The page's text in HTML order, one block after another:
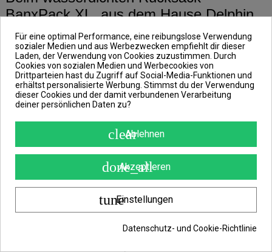
BanxPack XL, aus dem Hause Delphin,
handelt es sich um einen perfekten
Begleiter bei schlechtem Wetter.
Im Grunde genommen ist der BanxPack
XL ein äußerst praktischer Rucksack mit
modernem Design, der deine
Angeltackle vor Wasser und Feuchtigkeit
schützt.
Punkten tut er allerdings auch mit
seinem Komfort. Seine gepolsterten,
schwarzen Schultergurte erleichtern dir
Für eine optimal Performance, eine reibungslose Verwendung
sozialer Medien und aus Werbezwecken empfiehlt dir dieser
Laden, der Verwendung von Cookies zuzustimmen. Durch
Cookies von sozialen Medien und Werbecookies von
Drittparteien hast du Zugriff auf Social-Media-Funktionen und
erhältst personalisierte Werbung. Stimmst du der Verwendung
dieser Cookies und der damit verbundenen Verarbeitung
deiner persönlichen Daten zu?
clearAblehnen
done_all
Akzeptieren
tuneEinstellungen
Datenschutz- und Cookie-Richtlinie